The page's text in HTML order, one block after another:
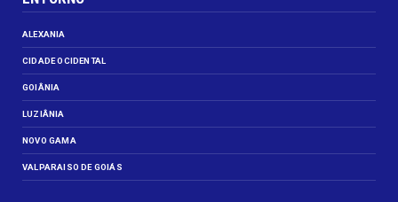
ALEXANIA
CIDADE OCIDENTAL
GOIÂNIA
LUZIÂNIA
NOVO GAMA
VALPARAISO DE GOIÁS